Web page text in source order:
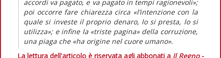
accordi va pagato, e va pagato in tempi ragionevoli»;
poi occorre fare chiarezza circa «l’intenzione con la
quale si investe il proprio denaro, lo si presta, lo si
utilizza»; e infine la «triste pagina» della corruzione,
una piaga che «ha origine nel cuore umano».
La lettura dell'articolo è riservata agli abbonati a Il Regno -